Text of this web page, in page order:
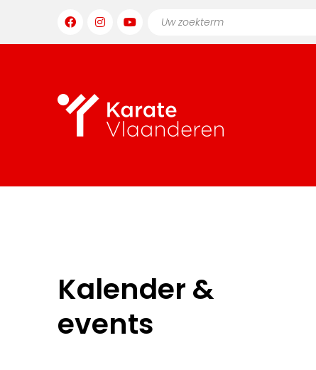
Kalender &
events